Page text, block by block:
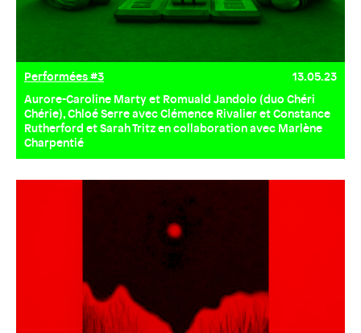
Performées #3
13.05.23
Aurore-Caroline Marty et Romuald Jandolo (duo Chéri
Chérie), Chloé Serre avec Clémence Rivalier et Constance
Rutherford et Sarah Tritz en collaboration avec Marlène
Charpentié